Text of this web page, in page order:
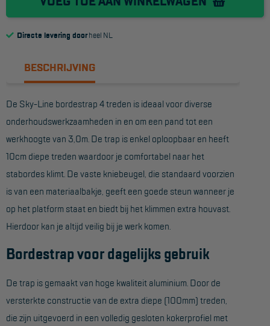
Reddingsmiddelen
CombiDeals
MAATWERK
VERHUUR
Steigers
Rolsteigers
Schilderstellingen
Gevelsteigers
Schilderwerkzaamheden
Directe levering doorheel NL
BESCHRIJVING
De Sky-Line bordestrap 4 treden is ideaal voor diverse
onderhoudswerkzaamheden in en om een pand tot een
werkhoogte van 3,0m. De trap is enkel oploopbaar en heeft
10cm diepe treden waardoor je comfortabel naar het
stabordes klimt. De vaste kniebeugel, die standaard voorzien
is van een materiaalbakje, geeft een goede steun wanneer je
op het platform staat en biedt bij het klimmen extra houvast.
Hierdoor kan je altijd veilig bij je werk komen.
Bordestrap voor dagelijks gebruik
De trap is gemaakt van hoge kwaliteit aluminium. Door de
versterkte constructie van de extra diepe (100mm) treden,
die zijn uitgevoerd in een volledig gesloten kokerprofiel met